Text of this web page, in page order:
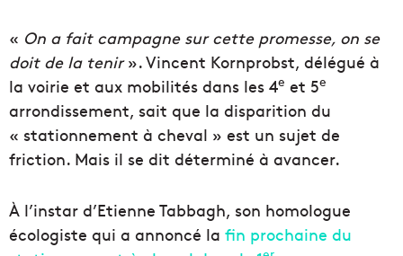
« On a fait campagne sur cette promesse, on se
doit de la tenir». Vincent Kornprobst, délégué à
la voirie et aux mobilités dans les 4e et 5e
arrondissement, sait que la disparition du
« stationnement à cheval » est un sujet de
friction. Mais il se dit déterminé à avancer.
À l’instar d’Etienne Tabbagh, son homologue
écologiste qui a annoncé la fin prochaine du